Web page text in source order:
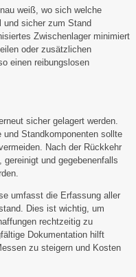
weiß, wo sich welche
und sicher zum Stand
Zwischenlager minimiert
oder zusätzlichen
einen reibungslosen
sicher gelagert werden.
Standkomponenten sollte
Nach der Rückkehr
und gegebenenfalls
umfasst die Erfassung aller
Dies ist wichtig, um
rechtzeitig zu
Dokumentation hilft
zu steigern und Kosten